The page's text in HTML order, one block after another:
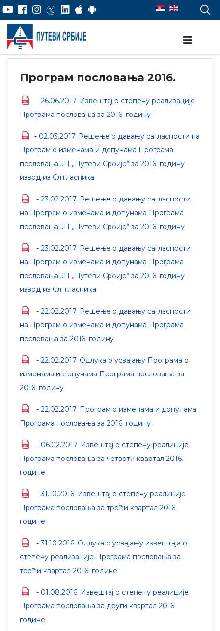
Програм пословања 2016.
- 26.06.2017. Извештај о степену реализације
Програма пословања за 2016. годину
- 02.03.2017. Решење о давању сагласности на
Програм о изменама и допунама Програма
пословања ЈП „Путеви Србије“ за 2016. годину-
извод из Сл.гласника
- 23.02.2017. Решење о давању сагласности
на Програм о изменама и допунама Програма
пословања ЈП „Путеви Србије“ за 2016. годину
- 23.02.2017. Решење о давању сагласности
на Програм о изменама и допунама Програма
пословања ЈП „Путеви Србије“ за 2016. годину -
извод из Сл. гласника
- 22.02.2017. Решење о давању сагласности
на Програм о изменама и допунама Програма
пословања за 2016. годину
- 22.02.2017. Одлука о усвајању Програма о
изменама и допунама Програма пословања за
2016. годину
- 22.02.2017. Програм о изменама и допунама
Програма пословања за 2016. годину
- 06.02.2017. Извештај о степену реалиције
Програма пословања за четврти квартал 2016.
године
-31.10.2016. Извештај о степену реалиције
Програма пословања за трећи квартал 2016.
године
-31.10.2016. Одлука о усвајању извештаја о
степену реализације Програма пословања за
трећи квартал 2016. године
- 01.08.2016. Извештај о степену реалиције
Програма пословања за други квартал 2016.
године